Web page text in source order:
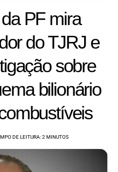
PF mira
do TJRJ e
sobre
bilionário
DE LEITURA: 2 MINUTOS